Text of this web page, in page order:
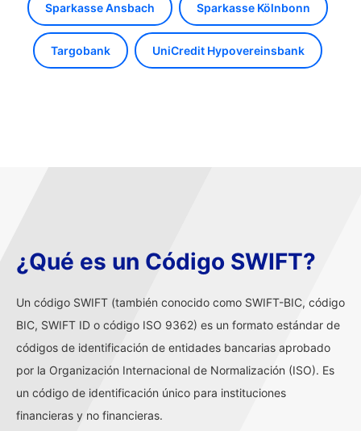
Sparkasse Ansbach Sparkasse Kölnbonn
Targobank UniCredit Hypovereinsbank
¿Qué es un Código SWIFT?
Un código SWIFT (también conocido como SWIFT-BIC, código
BIC, SWIFT ID o código ISO 9362) es un formato estándar de
códigos de identificación de entidades bancarias aprobado
por la Organización Internacional de Normalización (ISO). Es
un código de identificación único para instituciones
financieras y no financieras.